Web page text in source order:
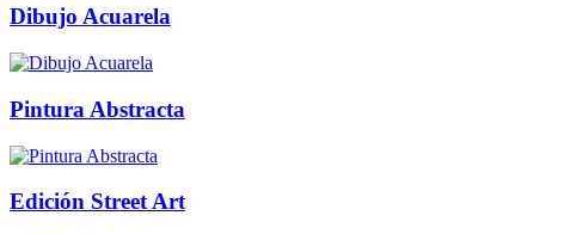
Dibujo Acuarela
Pintura Abstracta
Edición Street Art